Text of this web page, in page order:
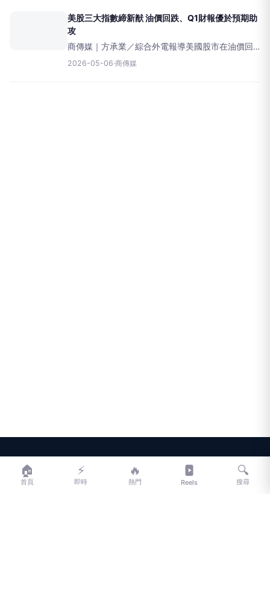
美股三大指數締新猷 油價回跌、Q1財報優於預期助
攻
商傳媒｜方承業／綜合外電報導美國股市在油價回
落與企業財報普遍優於預期的雙重利好下，標普500
2026-05-06·商傳媒
LIFE
LIFE 生活網是台灣領先的生活資訊平台，提供即時新聞、生活、健康、
🏠
首頁
⚡
即時
🔥
熱門 Reels
🔍
搜尋